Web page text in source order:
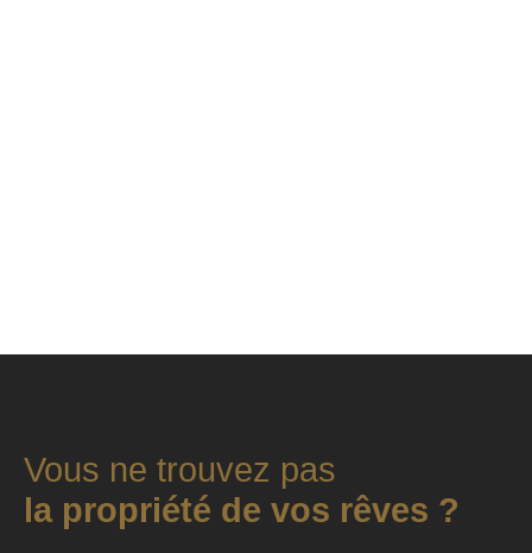
Vous ne trouvez pas
la propriété de vos rêves ?